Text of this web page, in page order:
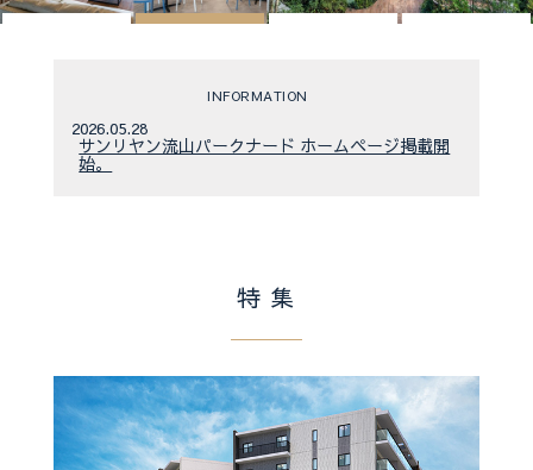
INFORMATION
2026.05.28
サンリヤン流山パークナード ホームページ掲載開
始。
特 集